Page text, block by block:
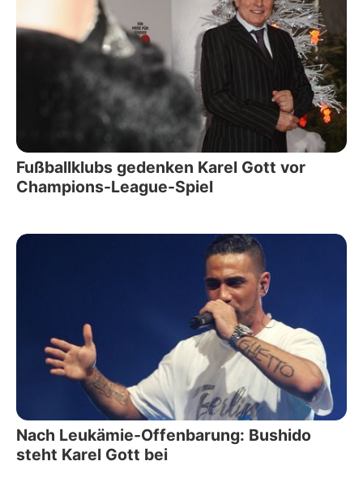
Fußballklubs gedenken Karel Gott vor
Champions-League-Spiel
Nach Leukämie-Offenbarung: Bushido
steht Karel Gott bei